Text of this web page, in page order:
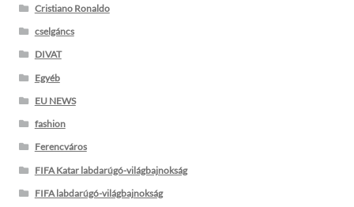
Cristiano Ronaldo
cselgáncs
DIVAT
Egyéb
EU NEWS
fashion
Ferencváros
FIFA Katar labdarúgó-világbajnokság
FIFA labdarúgó-világbajnokság